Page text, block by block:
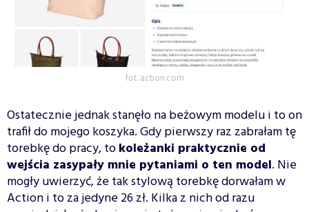
fot. action.com
Ostatecznie jednak stanęło na beżowym modelu i to on
trafił do mojego koszyka. Gdy pierwszy raz zabrałam tę
torebkę do pracy, tokoleżanki praktycznie od
wejścia zasypały mnie pytaniami o ten model. Nie
mogły uwierzyć, że tak stylową torebkę dorwałam w
Action i to za jedyne 26 zł. Kilka z nich od razu